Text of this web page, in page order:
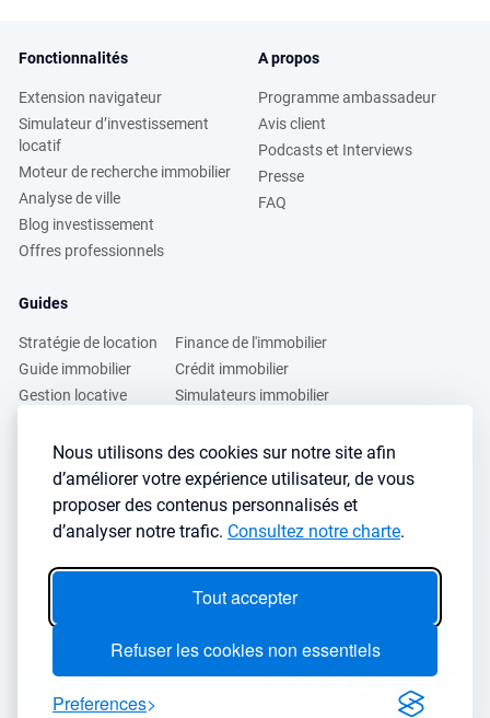
Nous utilisons des cookies sur notre site afin
d’améliorer votre expérience utilisateur, de vous
proposer des contenus personnalisés et
d’analyser notre trafic. Consultez notre charte.
Tout accepter
Refuser les cookies non essentiels
Preferences
Fonctionnalités
Extension navigateur
Simulateur d’investissement
locatif
Moteur de recherche immobilier
Analyse de ville
Blog investissement
Offres professionnels
A propos
Programme ambassadeur
Avis client
Podcasts et Interviews
Presse
FAQ
Guides
Stratégie de location
Guide immobilier
Gestion locative
Finance de l'immobilier
Crédit immobilier
Simulateurs immobilier
Vous voulez apprendre à investir dans l’immobilier ?
Inscrivez vous à notre newsletter gratuite :